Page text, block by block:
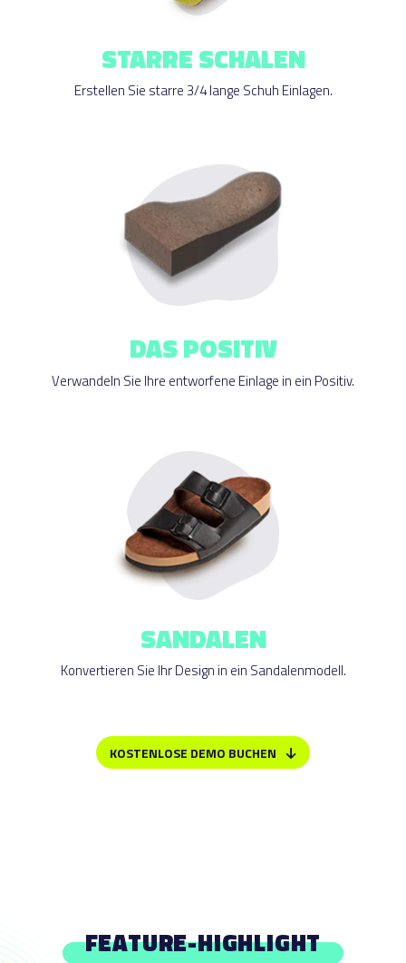
STARRE SCHALEN
Erstellen Sie starre 3/4 lange Schuh Einlagen.
DAS POSITIV
Verwandeln Sie Ihre entworfene Einlage in ein Positiv.
SANDALEN
Konvertieren Sie Ihr Design in ein Sandalenmodell.
KOSTENLOSE DEMO BUCHEN
FEATURE-HIGHLIGHT